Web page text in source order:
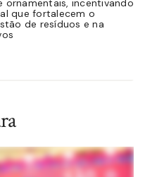
ornamentais, incentivando
que fortalecem o
de resíduos e na